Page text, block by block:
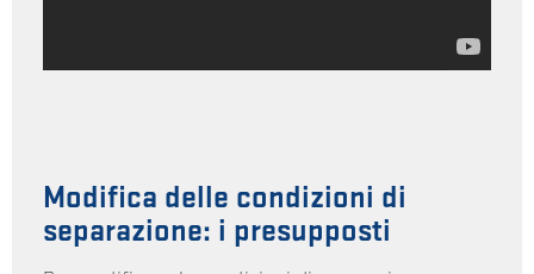
Modifica delle condizioni di
separazione: i presupposti